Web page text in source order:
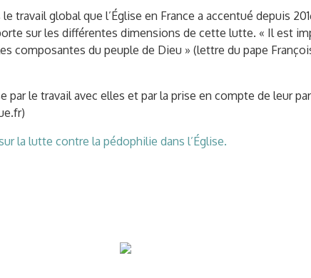
travail global que l’Église en France a accentué depuis
sur les différentes dimensions de cette lutte. « Il est
composantes du peuple de Dieu » (lettre du pape
par le travail avec elles et par la prise en compte de leur
la lutte contre la pédophilie dans l’Église.